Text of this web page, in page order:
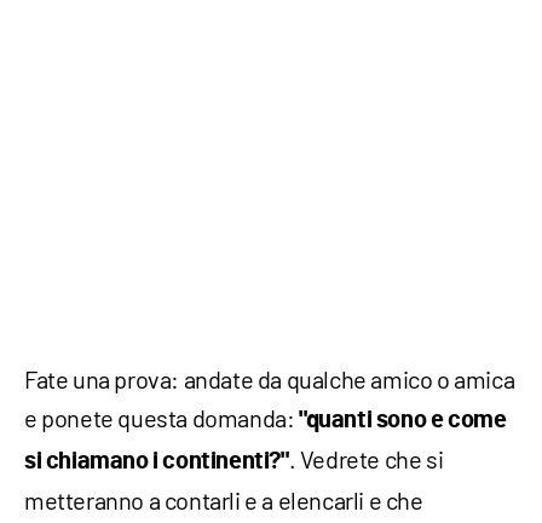
Fate una prova: andate da qualche amico o amica
e ponete questa domanda:"quanti sono e come
si chiamano i continenti?". Vedrete che si
metteranno a contarli e a elencarli e che